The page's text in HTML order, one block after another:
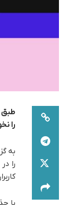
طبق
را
به
را